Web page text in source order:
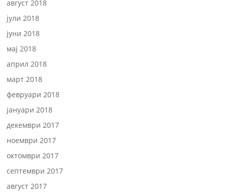
август 2018
јули 2018
јуни 2018
мај 2018
април 2018
март 2018
февруари 2018
јануари 2018
декември 2017
ноември 2017
октомври 2017
септември 2017
август 2017